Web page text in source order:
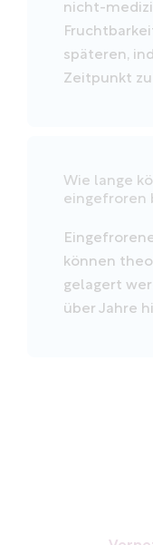
nicht-
späteren,
Zeitpunkt
Wie lange
eingefroren
können
gelagert
über Jahre